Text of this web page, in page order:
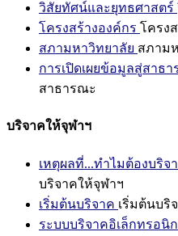
วิสัยทัศน์และยุทธศาสตร์
โครงสร้างองค์กร โครง
สภามหาวิทยาลัย สภาม
การเปิดเผยข้อมูลสู่สาธ
สาธารณะ
บริจาคให้จุฬาฯ
เหตุผลที่...ทำไมต้องบริจ
บริจาคให้จุฬาฯ
เริ่มต้นบริจาค เริ่มต้นบริ
ระบบบริจาคอิเล็กทรอนิ